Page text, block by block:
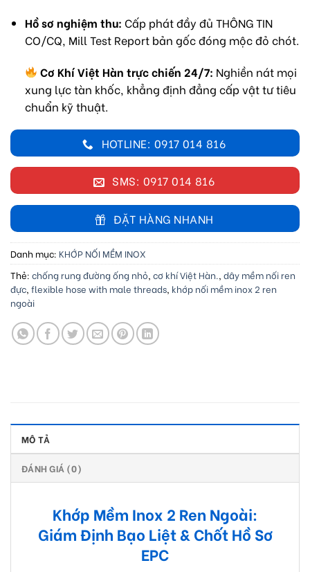
Hồ sơ nghiệm thu: Cấp phát đầy đủ THÔNG TIN
CO/CQ, Mill Test Report bản gốc đóng mộc đỏ chót.
Cơ Khí Việt Hàn trực chiến 24/7: Nghiền nát mọi
xung lực tàn khốc, khẳng định đẳng cấp vật tư tiêu
chuẩn kỹ thuật.
HOTLINE: 0917 014 816
SMS: 0917 014 816
ĐẶT HÀNG NHANH
Danh mục: KHỚP NỐI MỀM INOX
Thẻ: chống rung đường ống nhỏ, cơ khí Việt Hàn., dây mềm nối ren
đực, flexible hose with male threads, khớp nối mềm inox 2 ren
ngoài
MÔ TẢ
ĐÁNH GIÁ (0)
Khớp Mềm Inox 2 Ren Ngoài:
Giám Định Bạo Liệt & Chốt Hồ Sơ
EPC